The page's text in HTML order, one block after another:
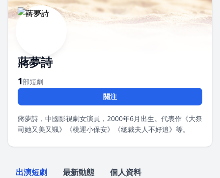
蔣夢詩
1部短劇
關注
蔣夢詩，中國影視劇女演員，2000年6月出生。代表作《大祭
司她又美又颯》《桃運小保安》《總裁夫人不好追》等。
出演短劇 最新動態 個人資料